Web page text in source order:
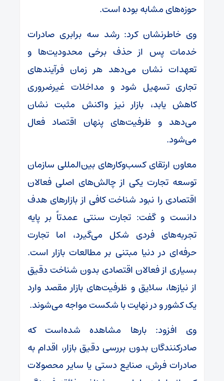
حوزه‌های مشابه بوده است.
وی خاطرنشان کرد: رشد سه برابری صادرات
خدمات پس از حذف برخی محدودیت‌ها و
تعهدات نشان می‌دهد هر زمان فرآیندهای
تجاری تسهیل شود و مداخلات غیرضروری
کاهش یابد، بازار نیز واکنش مثبت نشان
می‌دهد و ظرفیت‌های پنهان اقتصاد فعال
می‌شود.
معاون ارتقای کسب‌وکارهای بین‌المللی سازمان
توسعه تجارت یکی از چالش‌های اصلی فعالان
اقتصادی را نبود شناخت کافی از بازارهای هدف
دانست و گفت: تجارت سنتی عمدتاً بر پایه
تجربه‌های فردی شکل می‌گیرد، اما تجارت
حرفه‌ای در دنیا مبتنی بر مطالعات بازار است.
بسیاری از فعالان اقتصادی بدون شناخت دقیق
از نیازها، سلایق و ظرفیت‌های بازار مقصد وارد
یک کشور و در نهایت با شکست مواجه می‌شوند.
وی افزود: بارها مشاهده شده‌است که
صادرکنندگان بدون بررسی دقیق بازار، اقدام به
صادرات فرش، صنایع دستی یا سایر محصولات